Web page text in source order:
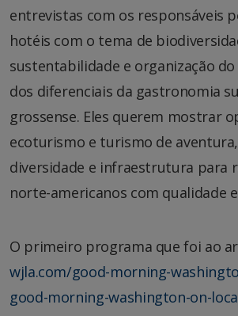
entrevistas com os responsáveis
hotéis com o tema de
sustentabilidade e organização
dos diferenciais da gastronomia
grossense. Eles querem mostrar
ecoturismo e turismo de
diversidade e infraestrutura para
norte-americanos com qualidade
O primeiro programa que foi ao
wjla.com/good-morning-
good-morning-washington-on-